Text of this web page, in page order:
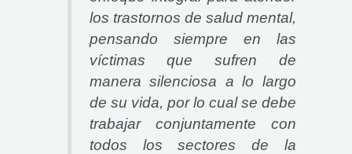
los trastornos de salud mental,
pensando siempre en las
víctimas que sufren de
manera silenciosa a lo largo
de su vida, por lo cual se debe
trabajar conjuntamente con
todos los sectores de la